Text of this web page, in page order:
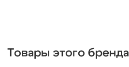
Товары этого бренда